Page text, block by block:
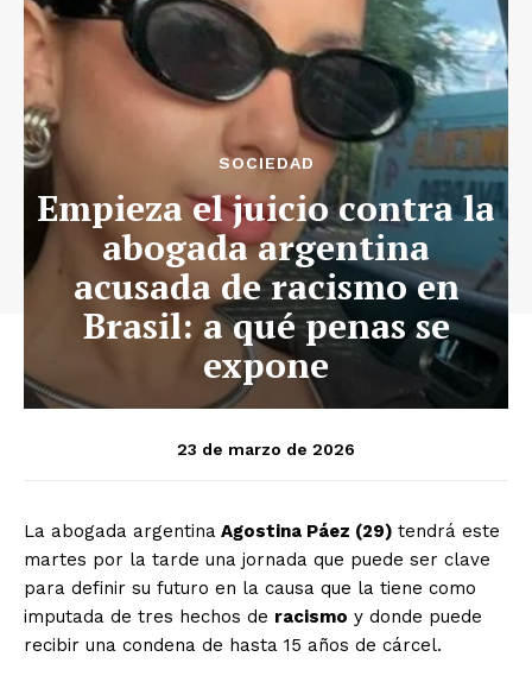
SOCIEDAD
Empieza el juicio contra la
abogada argentina
acusada de racismo en
Brasil: a qué penas se
expone
23 de marzo de 2026
La abogada argentina Agostina Páez (29) tendrá este
martes por la tarde una jornada que puede ser clave
para definir su futuro en la causa que la tiene como
imputada de tres hechos de racismo y donde puede
recibir una condena de hasta 15 años de cárcel.